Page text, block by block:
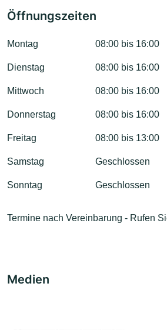
Öffnungszeiten
Montag 08:00 bis 16:00
Dienstag 08:00 bis 16:00
Mittwoch 08:00 bis 16:00
Donnerstag 08:00 bis 16:00
Freitag 08:00 bis 13:00
Samstag Geschlossen
Sonntag Geschlossen
Termine nach Vereinbarung - Rufen
Medien